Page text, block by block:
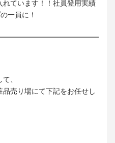
れています！！社員登用実績
一員に！
、
売り場にて下記をお任せし